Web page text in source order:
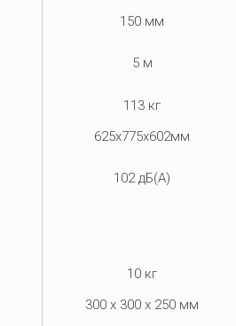
150 мм
5 м
113 кг
625x775x602мм
102 дБ(А)
10 кг
300 x 300 x 250 мм